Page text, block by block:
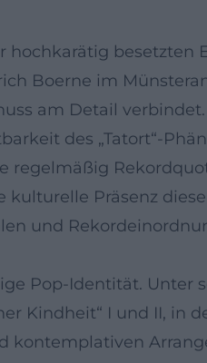
hochkarätig besetzten
Boerne im
am Detail
des „Tatort“-
regelmäßig
Präsenz
und
Pop-Identität. Unter
Kindheit“ I und II, in
kontemplativen